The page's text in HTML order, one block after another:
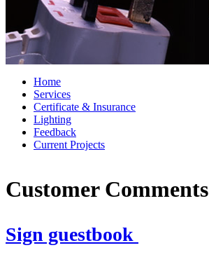
Home
Services
Certificate & Insurance
Lighting
Feedback
Current Projects
Customer Comments
Sign guestbook